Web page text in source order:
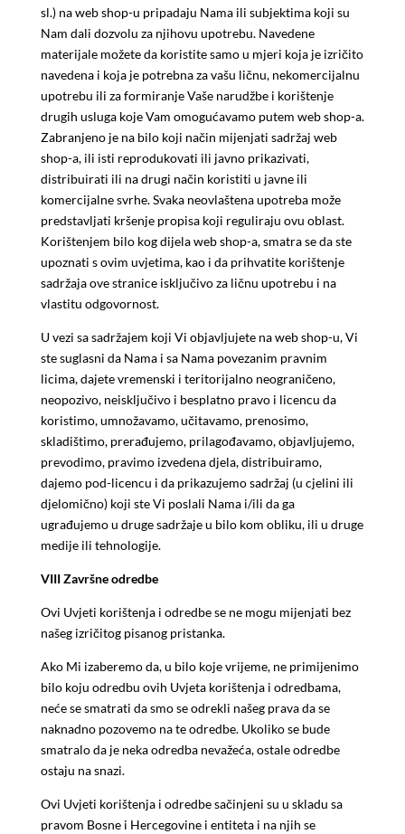
sl.) na web shop-u pripadaju Nama ili subjektima koji su
Nam dali dozvolu za njihovu upotrebu. Navedene
materijale možete da koristite samo u mjeri koja je izričito
navedena i koja je potrebna za vašu ličnu, nekomercijalnu
upotrebu ili za formiranje Vaše narudžbe i korištenje
drugih usluga koje Vam omogućavamo putem web shop-a.
Zabranjeno je na bilo koji način mijenjati sadržaj web
shop-a, ili isti reprodukovati ili javno prikazivati,
distribuirati ili na drugi način koristiti u javne ili
komercijalne svrhe. Svaka neovlaštena upotreba može
predstavljati kršenje propisa koji reguliraju ovu oblast.
Korištenjem bilo kog dijela web shop-a, smatra se da ste
upoznati s ovim uvjetima, kao i da prihvatite korištenje
sadržaja ove stranice isključivo za ličnu upotrebu i na
vlastitu odgovornost.
U vezi sa sadržajem koji Vi objavljujete na web shop-u, Vi
ste suglasni da Nama i sa Nama povezanim pravnim
licima, dajete vremenski i teritorijalno neograničeno,
neopozivo, neisključivo i besplatno pravo i licencu da
koristimo, umnožavamo, učitavamo, prenosimo,
skladištimo, prerađujemo, prilagođavamo, objavljujemo,
prevodimo, pravimo izvedena djela, distribuiramo,
dajemo pod-licencu i da prikazujemo sadržaj (u cjelini ili
djelomično) koji ste Vi poslali Nama i/ili da ga
ugrađujemo u druge sadržaje u bilo kom obliku, ili u druge
medije ili tehnologije.
VIIIZavršne odredbe
Ovi Uvjeti korištenja i odredbe se ne mogu mijenjati bez
našeg izričitog pisanog pristanka.
Ako Mi izaberemo da, u bilo koje vrijeme, ne primijenimo
bilo koju odredbu ovih Uvjeta korištenja i odredbama,
neće se smatrati da smo se odrekli našeg prava da se
naknadno pozovemo na te odredbe. Ukoliko se bude
smatralo da je neka odredba nevažeća, ostale odredbe
ostaju na snazi.
Ovi Uvjeti korištenja i odredbe sačinjeni su u skladu sa
pravom Bosne i Hercegovine i entiteta i na njih se